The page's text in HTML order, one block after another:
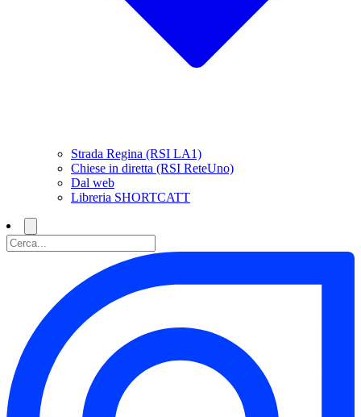
Strada Regina (RSI LA1)
Chiese in diretta (RSI ReteUno)
Dal web
Libreria SHORTCATT